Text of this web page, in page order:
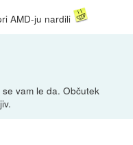
AMD-ju nardili
vam le da. Občutek